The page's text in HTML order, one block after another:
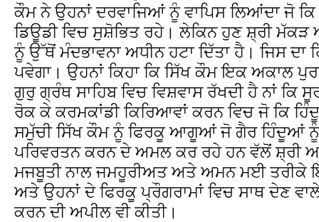
ਕੌਮ ਨੇ ਉਹਨਾਂ ਦਰਵਾਜਿਆਂ ਨੂੰ ਵਾਪਿਸ ਲਿਆਂਦਾ ਜੋ ਕਿ
ਡਿਊਡੀ ਵਿਚ ਸੁਸ਼ੋਭਿਤ ਰਹੇ। ਲੇਕਿਨ ਹੁਣ ਸ਼੍ਰੀ
ਨੂੰ ਉੱਥੋਂ ਮੰਦਭਾਵਨਾ ਅਧੀਨ ਹਟਾ ਦਿੱਤਾ ਹੈ। ਜਿਸ ਦਾ
ਪਵੇਗਾ। ਉਹਨਾਂ ਕਿਹਾ ਕਿ ਸਿੱਖ ਕੌਮ ਇਕ ਅਕਾਲ
ਗੁਰੁ ਗ੍ਰੰਥ ਸਾਹਿਬ ਵਿਚ ਵਿਸ਼ਵਾਸ ਰੱਖਦੀ ਹੈ ਨਾਂ ਕਿ
ਰੋਕ ਕੇ ਕਰਮਕਾਂਡੀ ਕਿਰਿਆਵਾਂ ਕਰਨ ਵਿਚ ਜੋ ਕਿ
ਸਮੁੱਚੀ ਸਿੱਖ ਕੌਮ ਨੂੰ ਫਿਰਕੂ ਆਗੂਆਂ ਜੋ ਗੈਰ ਹਿੰਦੂਆਂ ਨੂੰ
ਪਰਿਵਰਤਨ ਕਰਨ ਦੇ ਅਮਲ ਕਰ ਰਹੇ ਹਨ ਵੱਲੋਂ ਸ਼੍ਰੀ
ਮਜਬੂਤੀ ਨਾਲ ਜਮਹੂਰੀਅਤ ਅਤੇ ਅਮਨ ਮਈ ਤਰੀਕੇ
ਅਤੇ ਉਹਨਾਂ ਦੇ ਫਿਰਕੂ ਪ੍ਰੌਗਰਾਮਾਂ ਵਿਚ ਸਾਥ ਦੇਣ
ਕਰਨ ਦੀ ਅਪੀਲ ਵੀ ਕੀਤੀ।